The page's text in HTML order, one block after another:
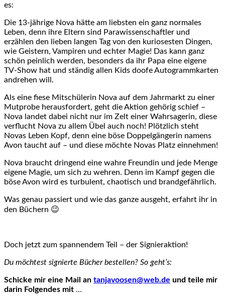
es:
Die 13-jährige Nova hätte am liebsten ein ganz normales
Leben, denn ihre Eltern sind Parawissenschaftler und
erzählen den lieben langen Tag von den kuriosesten Dingen,
wie Geistern, Vampiren und echter Magie! Das kann ganz
schön peinlich werden, besonders da ihr Papa eine eigene
TV-Show hat und ständig allen Kids doofe Autogrammkarten
andrehen will.
Als eine fiese Mitschülerin Nova auf dem Jahrmarkt zu einer
Mutprobe herausfordert, geht die Aktion gehörig schief –
Nova landet dabei nicht nur im Zelt einer Wahrsagerin, diese
verflucht Nova zu allem Übel auch noch! Plötzlich steht
Novas Leben Kopf, denn eine böse Doppelgängerin namens
Avon taucht auf – und diese möchte Novas Platz einnehmen!
Nova braucht dringend eine wahre Freundin und jede Menge
eigene Magie, um sich zu wehren. Denn im Kampf gegen die
böse Avon wird es turbulent, chaotisch und brandgefährlich.
Was genau passiert und wie das ganze ausgeht, erfahrt ihr in
den Büchern 😉
Doch jetzt zum spannendem Teil – der Signieraktion!
Du möchtest signierte Bücher bestellen? So geht’s:
Schicke mir eine Mail an tanjavoosen@web.de und teile mir
darin Folgendes mit …